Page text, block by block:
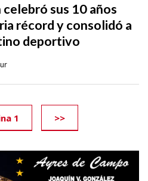
sus 10 años
récord y consolidó a
deportivo
1 >>